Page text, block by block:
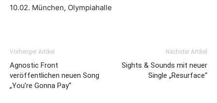
10.02. München, Olympiahalle
Vorheriger Artikel
Agnostic Front
veröffentlichen neuen Song
„You’re Gonna Pay“
Nächster Artikel
Sights & Sounds mit neuer
Single „Resurface“